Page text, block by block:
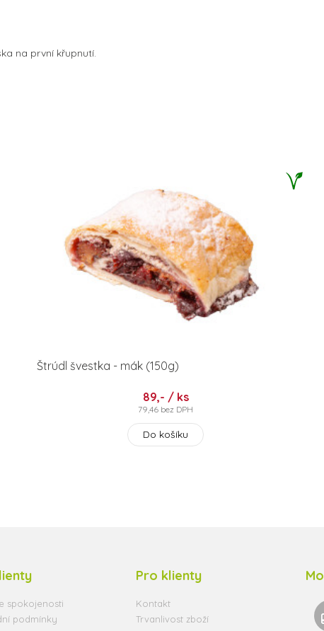
na první křupnutí.
Štrúdl švestka - mák (150g)
89,- / ks
79,46 bez DPH
Do košíku
spokojenosti
podmínky
Pro klienty
Kontakt
Trvanlivost zboží